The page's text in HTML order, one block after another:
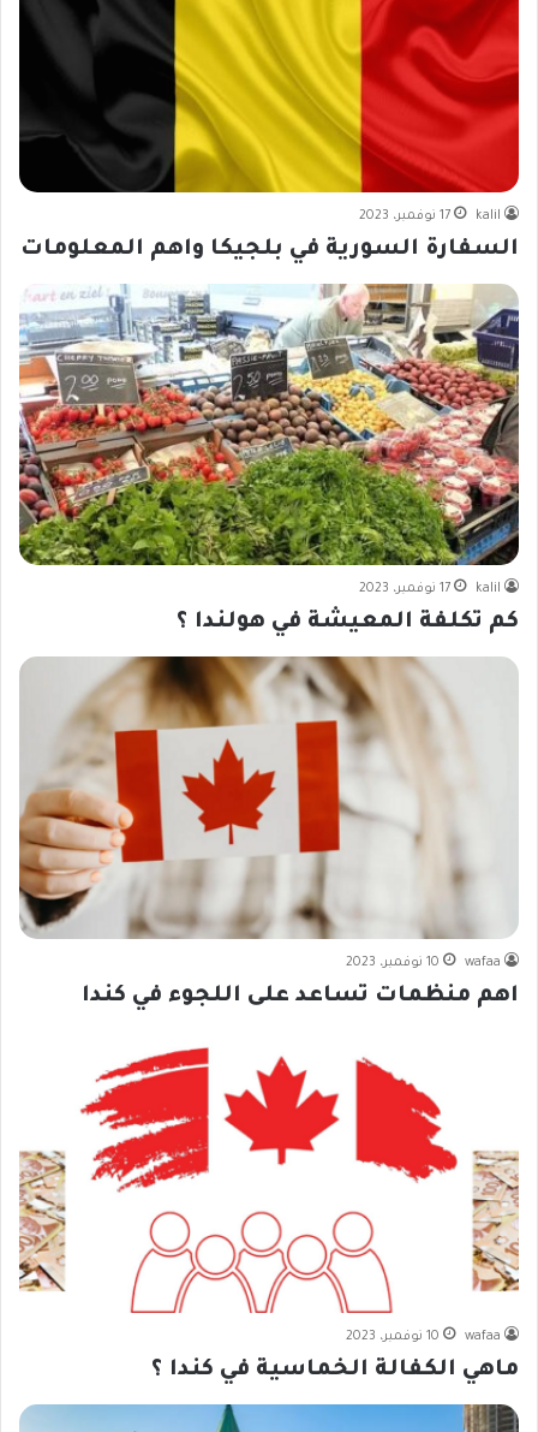
kalil 17 نوفمبر، 2023
السفارة السورية في بلجيكا واهم المعلومات
kalil 17 نوفمبر، 2023
كم تكلفة المعيشة في هولندا ؟
wafaa 10 نوفمبر، 2023
اهم منظمات تساعد على اللجوء في كندا
wafaa 10 نوفمبر، 2023
ماهي الكفالة الخماسية في كندا ؟